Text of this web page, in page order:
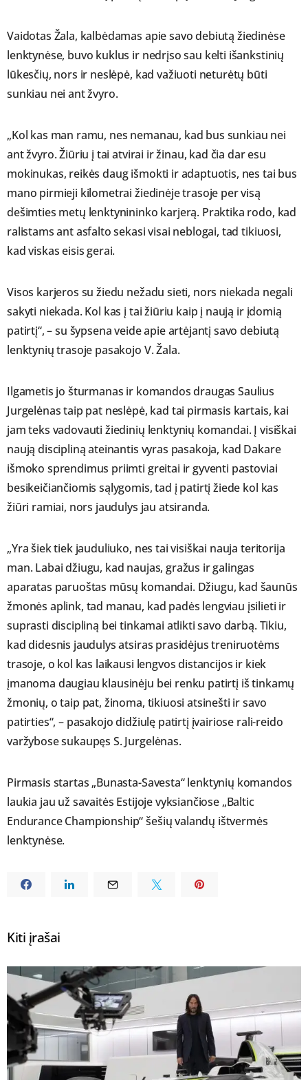
Vaidotas Žala, kalbėdamas apie savo debiutą žiedinėse
lenktynėse, buvo kuklus ir nedrįso sau kelti išankstinių
lūkesčių, nors ir neslėpė, kad važiuoti neturėtų būti
sunkiau nei ant žvyro.
„Kol kas man ramu, nes nemanau, kad bus sunkiau nei
ant žvyro. Žiūriu į tai atvirai ir žinau, kad čia dar esu
mokinukas, reikės daug išmokti ir adaptuotis, nes tai bus
mano pirmieji kilometrai žiedinėje trasoje per visą
dešimties metų lenktynininko karjerą. Praktika rodo, kad
ralistams ant asfalto sekasi visai neblogai, tad tikiuosi,
kad viskas eisis gerai.
Visos karjeros su žiedu nežadu sieti, nors niekada negali
sakyti niekada. Kol kas į tai žiūriu kaip į naują ir įdomią
patirtį“, – su šypsena veide apie artėjantį savo debiutą
lenktynių trasoje pasakojo V. Žala.
Ilgametis jo šturmanas ir komandos draugas Saulius
Jurgelėnas taip pat neslėpė, kad tai pirmasis kartais, kai
jam teks vadovauti žiedinių lenktynių komandai. Į visiškai
naują discipliną ateinantis vyras pasakoja, kad Dakare
išmoko sprendimus priimti greitai ir gyventi pastoviai
besikeičiančiomis sąlygomis, tad į patirtį žiede kol kas
žiūri ramiai, nors jaudulys jau atsiranda.
„Yra šiek tiek jauduliuko, nes tai visiškai nauja teritorija
man. Labai džiugu, kad naujas, gražus ir galingas
aparatas paruoštas mūsų komandai. Džiugu, kad šaunūs
žmonės aplink, tad manau, kad padės lengviau įsilieti ir
suprasti discipliną bei tinkamai atlikti savo darbą. Tikiu,
kad didesnis jaudulys atsiras prasidėjus treniruotėms
trasoje, o kol kas laikausi lengvos distancijos ir kiek
įmanoma daugiau klausinėju bei renku patirtį iš tinkamų
žmonių, o taip pat, žinoma, tikiuosi atsinešti ir savo
patirties“, – pasakojo didžiulę patirtį įvairiose rali-reido
varžybose sukaupęs S. Jurgelėnas.
Pirmasis startas „Bunasta-Savesta“ lenktynių komandos
laukia jau už savaitės Estijoje vyksiančiose „Baltic
Endurance Championship“ šešių valandų ištvermės
lenktynėse.
Kiti įrašai